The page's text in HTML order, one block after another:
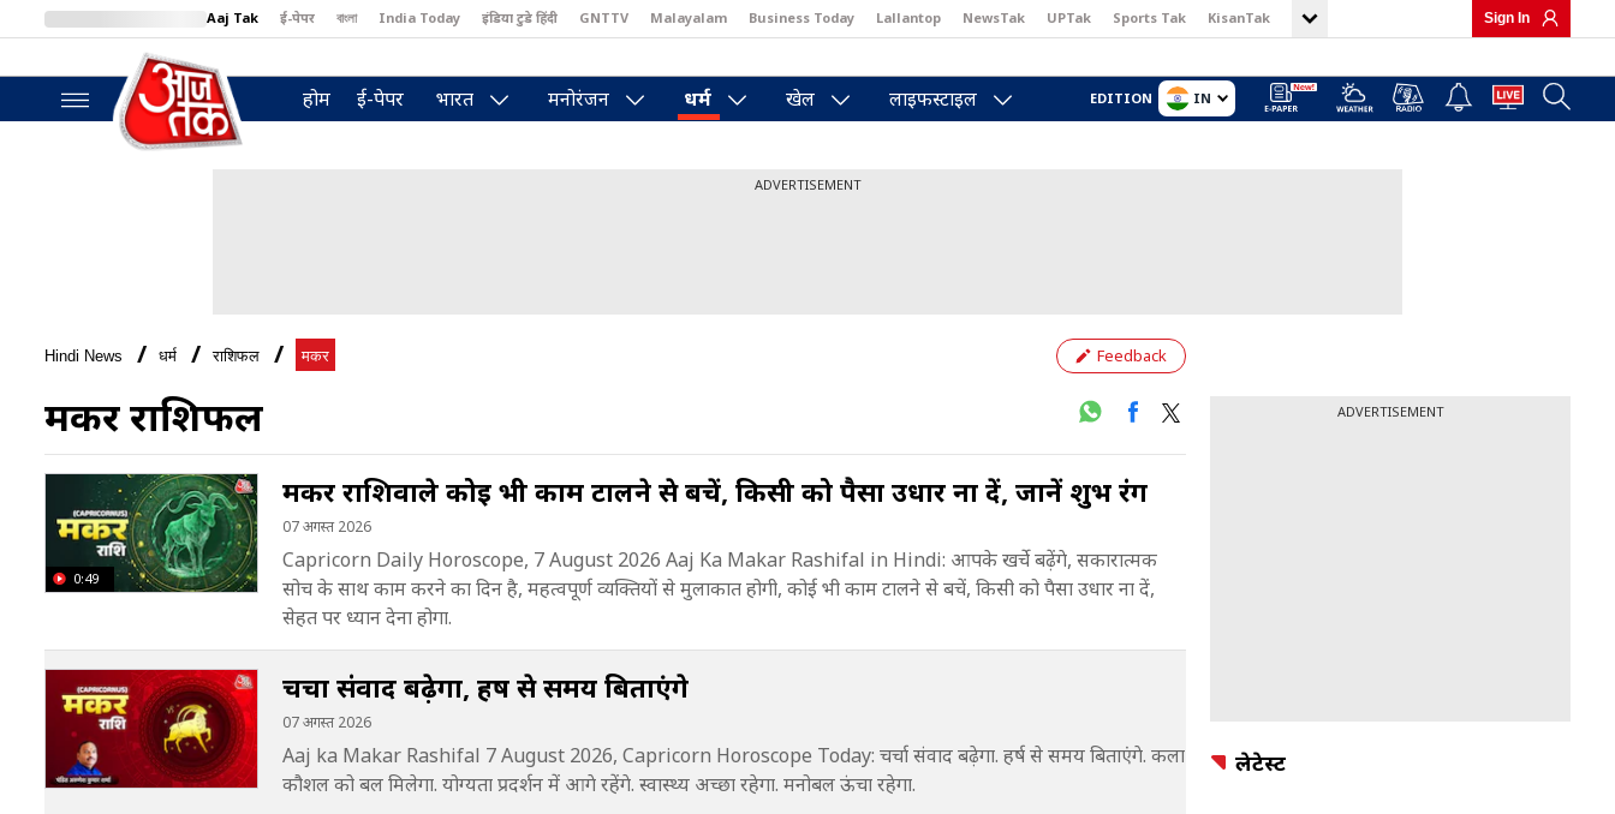
Aaj Tak ई-पेपर বাংলা India Today इंडिया टुडे हिंदी GNTTV Malayalam Business Today Lallantop NewsTak UPTak Sports Tak KisanTak
BT Bazaar
Sign In
होम ई-पेपर भारत मनोरंजन धर्म खेल लाइफस्टाइल EDITION IN
ADVERTISEMENT
Hindi News धर्म राशिफल मकर Feedback
मकर राशिफल
0:49
मकर राशिवाले कोई भी काम टालने से बचें, किसी को पैसा उधार ना दें, जानें शुभ रंग
07 अगस्त 2026
Capricorn Daily Horoscope, 7 August 2026 Aaj Ka Makar Rashifal in Hindi: आपके खर्चे बढ़ेंगे, सकारात्मक
सोच के साथ काम करने का दिन है, महत्वपूर्ण व्यक्तियों से मुलाकात होगी, कोई भी काम टालने से बचें, किसी को पैसा उधार ना दें,
सेहत पर ध्यान देना होगा.
चर्चा संवाद बढ़ेगा, हर्ष से समय बिताएंगे
07 अगस्त 2026
Aaj ka Makar Rashifal 7 August 2026, Capricorn Horoscope Today: चर्चा संवाद बढ़ेगा. हर्ष से समय बिताएंगे. कला
कौशल को बल मिलेगा. योग्यता प्रदर्शन में आगे रहेंगे. स्वास्थ्य अच्छा रहेगा. मनोबल ऊंचा रहेगा.
ADVERTISEMENT
लेटेस्ट